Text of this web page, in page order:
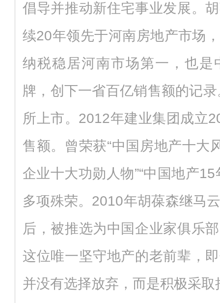
倡导并推动新住宅事业发展。
续20年领先于河南房地产市场
纳税稳居河南市场第一，也是
牌，创下一省百亿销售额的记
所上市。2012年建业集团成立
售额。曾荣获“中国房地产十大
企业十大功勋人物”“中国地产
多项殊荣。2010年胡葆森继马
后，被推选为中国企业家俱乐
这位唯一坚守地产的老前辈，
并没有选择放弃，而是积极采取